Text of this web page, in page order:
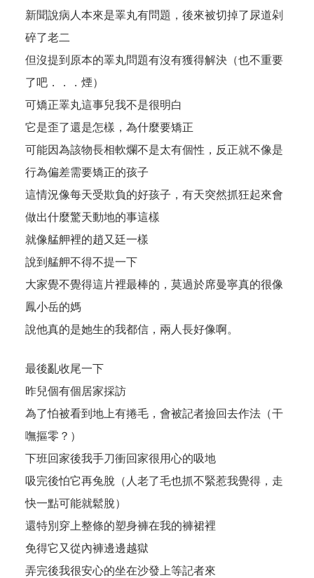
新聞說病人本來是睪丸有問題，後來被切掉了尿道剁
碎了老二
但沒提到原本的睪丸問題有沒有獲得解決（也不重要
了吧．．．煙）
可矯正睪丸這事兒我不是很明白
它是歪了還是怎樣，為什麼要矯正
可能因為該物長相軟爛不是太有個性，反正就不像是
行為偏差需要矯正的孩子
這情況像每天受欺負的好孩子，有天突然抓狂起來會
做出什麼驚天動地的事這樣
就像艋舺裡的趙又廷一樣
說到艋舺不得不提一下
大家覺不覺得這片裡最棒的，莫過於席曼寧真的很像
鳳小岳的媽
說他真的是她生的我都信，兩人長好像啊。
最後亂收尾一下
昨兒個有個居家採訪
為了怕被看到地上有捲毛，會被記者撿回去作法（干
嘸摳零？）
下班回家後我手刀衝回家很用心的吸地
吸完後怕它再兔脫（人老了毛也抓不緊惹我覺得，走
快一點可能就鬆脫）
還特別穿上整條的塑身褲在我的褲裙裡
免得它又從內褲邊邊越獄
弄完後我很安心的坐在沙發上等記者來